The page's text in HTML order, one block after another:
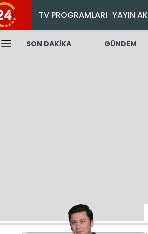
TV PROGRAMLARI YAYIN
SON DAKİKA GÜNDEM